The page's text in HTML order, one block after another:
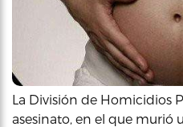
La División de Homicidios
asesinato, en el que murió